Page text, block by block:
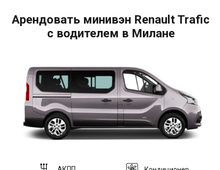
Арендовать минивэн Renault Trafic
с водителем в Милане